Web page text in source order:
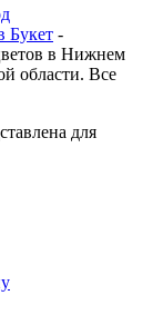
Букет -
в Нижнем
области. Все
для